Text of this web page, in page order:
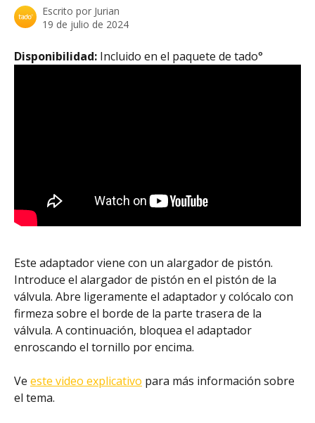
Escrito por Jurian
19 de julio de 2024
Disponibilidad: Incluido en el paquete de tado°
Este adaptador viene con un alargador de pistón.
Introduce el alargador de pistón en el pistón de la
válvula. Abre ligeramente el adaptador y colócalo con
firmeza sobre el borde de la parte trasera de la
válvula. A continuación, bloquea el adaptador
enroscando el tornillo por encima.
Ve este video explicativo para más información sobre
el tema.